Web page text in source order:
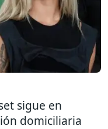
sigue en
domiciliaria